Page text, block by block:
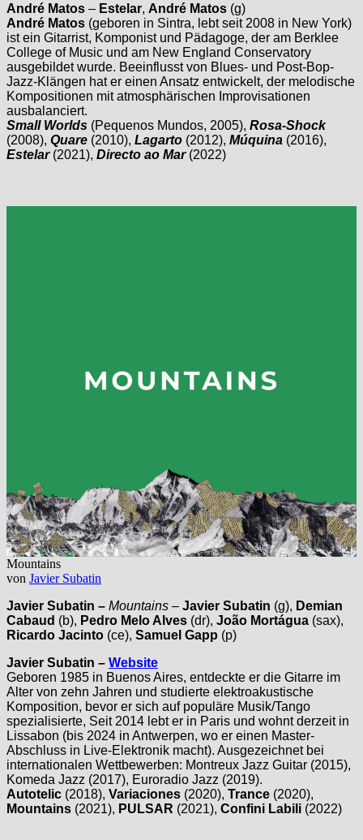
André Matos – Estelar, André Matos (g)
André Matos (geboren in Sintra, lebt seit 2008 in New York)
ist ein Gitarrist, Komponist und Pädagoge, der am Berklee
College of Music und am New England Conservatory
ausgebildet wurde. Beeinflusst von Blues- und Post-Bop-
Jazz-Klängen hat er einen Ansatz entwickelt, der melodische
Kompositionen mit atmosphärischen Improvisationen
ausbalanciert.
Small Worlds (Pequenos Mundos, 2005), Rosa‑Shock
(2008), Quare (2010), Lagarto (2012), Múquina (2016),
Estelar(2021), Directo ao Mar(2022)
Mountains
von Javier Subatin
Javier Subatin – Mountains – Javier Subatin (g), Demian
Cabaud (b), Pedro Melo Alves (dr), João Mortágua (sax),
Ricardo Jacinto (ce), Samuel Gapp (p)
Javier Subatin – Website
Geboren 1985 in Buenos Aires, entdeckte er die Gitarre im
Alter von zehn Jahren und studierte elektroakustische
Komposition, bevor er sich auf populäre Musik/Tango
spezialisierte, Seit 2014 lebt er in Paris und wohnt derzeit in
Lissabon (bis 2024 in Antwerpen, wo er einen Master-
Abschluss in Live-Elektronik macht). Ausgezeichnet bei
internationalen Wettbewerben: Montreux Jazz Guitar (2015),
Komeda Jazz (2017), Euroradio Jazz (2019).
Autotelic (2018), Variaciones (2020), Trance (2020),
Mountains (2021), PULSAR (2021), Confini Labili (2022)